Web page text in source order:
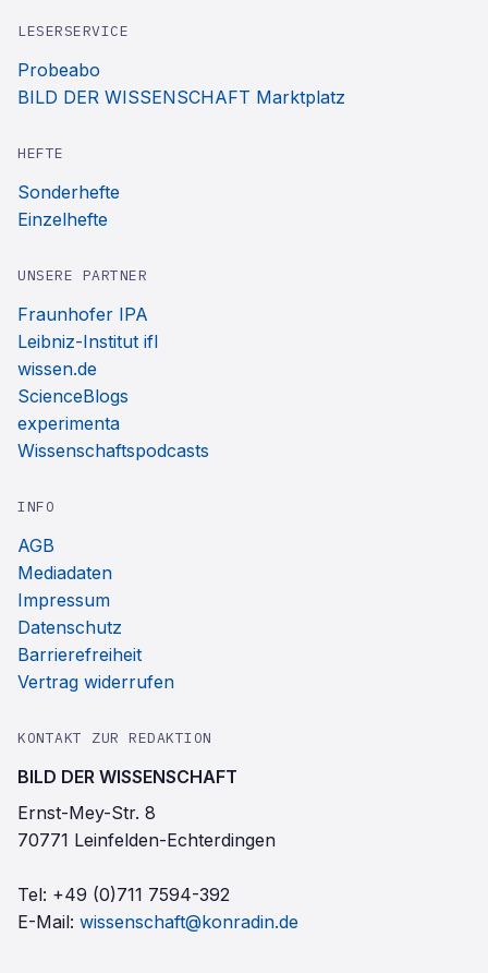
LESERSERVICE
Probeabo
BILD DER WISSENSCHAFT Marktplatz
HEFTE
Sonderhefte
Einzelhefte
UNSERE PARTNER
Fraunhofer IPA
Leibniz-Institut ifl
wissen.de
ScienceBlogs
experimenta
Wissenschaftspodcasts
INFO
AGB
Mediadaten
Impressum
Datenschutz
Barrierefreiheit
Vertrag widerrufen
KONTAKT ZUR REDAKTION
BILD DER WISSENSCHAFT
Ernst-Mey-Str. 8
70771 Leinfelden-Echterdingen
Tel: +49 (0)711 7594-392
E-Mail: wissenschaft@konradin.de